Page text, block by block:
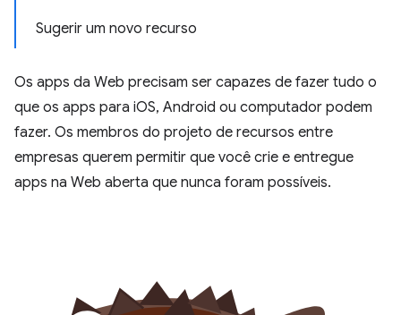
Sugerir um novo recurso
Os apps da Web precisam ser capazes de fazer tudo o
que os apps para iOS, Android ou computador podem
fazer. Os membros do projeto de recursos entre
empresas querem permitir que você crie e entregue
apps na Web aberta que nunca foram possíveis.